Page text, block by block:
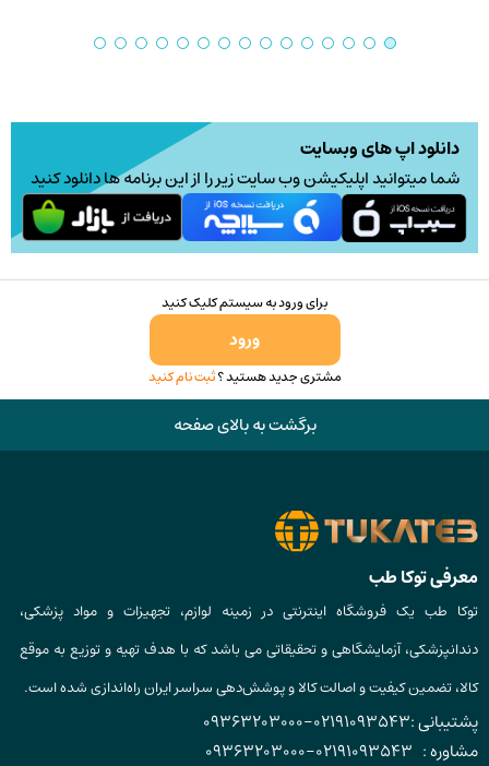
ها
است
صفحه
محصول
انتخاب
through
دانلود اپ های وبسایت
شما میتوانید اپلیکیشن وب سایت زیر را از این برنامه ها دانلود کنید
برای ورود به سیستم کلیک کنید
ورود
مشتری جدید هستید ؟ثبت نام کنید
برگشت به بالای صفحه
معرفی توکا طب
توکا طب یک فروشگاه اینترنتی در زمینه لوازم، تجهیزات و مواد پزشکی،
دندانپزشکی، آزمایشگاهی و تحقیقاتی می باشد که با هدف تهیه و توزیع به موقع
کالا، تضمین کیفیت و اصالت کالا و پوشش‌دهی سراسر ایران راه‌اندازی شده است.
پشتیبانی :02191093543
-
09363203000
مشاوره : 02191093543
-
09363203000